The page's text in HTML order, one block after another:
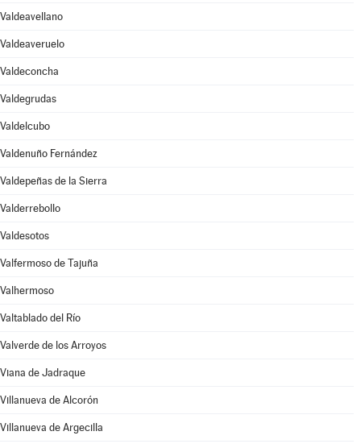
Valdeavellano
Valdeaveruelo
Valdeconcha
Valdegrudas
Valdelcubo
Valdenuño Fernández
Valdepeñas de la Sierra
Valderrebollo
Valdesotos
Valfermoso de Tajuña
Valhermoso
Valtablado del Río
Valverde de los Arroyos
Viana de Jadraque
Villanueva de Alcorón
Villanueva de Argecilla